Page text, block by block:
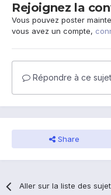
Rejoignez la
Vous pouvez poster
vous avez un compte,
Répondre à ce
Share
Aller sur la liste des